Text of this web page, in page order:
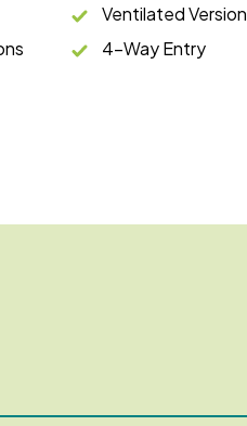
Ventilated Version
4-Way Entry